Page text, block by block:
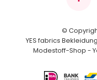
©
YES fabrics
Modestoff-Shop -